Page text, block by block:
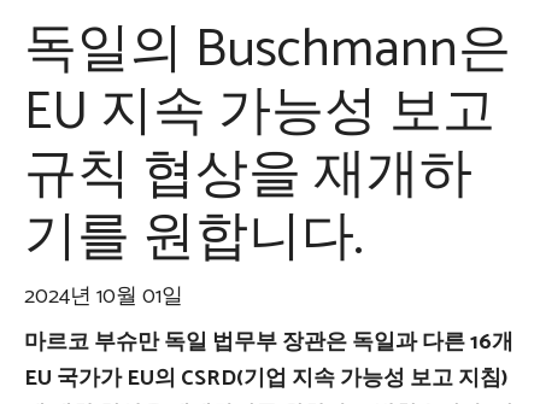
독일의 Buschmann은
EU 지속 가능성 보고
규칙 협상을 재개하
기를 원합니다.
2024년 10월 01일
마르코 부슈만 독일 법무부 장관은 독일과 다른 16개
EU 국가가 EU의 CSRD(기업 지속 가능성 보고 지침)